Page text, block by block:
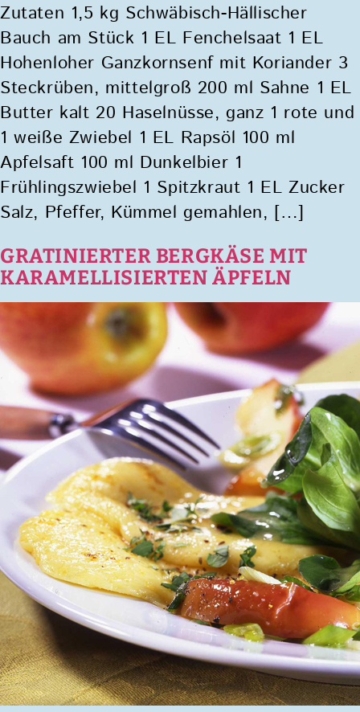
Zutaten 1,5 kg Schwäbisch-Hällischer
Bauch am Stück 1 EL Fenchelsaat 1 EL
Hohenloher Ganzkornsenf mit Koriander 3
Steckrüben, mittelgroß 200 ml Sahne 1 EL
Butter kalt 20 Haselnüsse, ganz 1 rote und
1 weiße Zwiebel 1 EL Rapsöl 100 ml
Apfelsaft 100 ml Dunkelbier 1
Frühlingszwiebel 1 Spitzkraut 1 EL Zucker
Salz, Pfeffer, Kümmel gemahlen, […]
GRATINIERTER BERGKÄSE MIT
KARAMELLISIERTEN ÄPFELN